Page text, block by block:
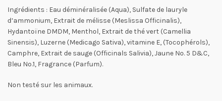
Ingrédients : Eau déminéralisée (Aqua), Sulfate de lauryle
d’ammonium, Extrait de mélisse (Meslissa Officinalis),
Hydantoïne DMDM, Menthol, Extrait de thé vert (Camellia
Sinensis), Luzerne (Medicago Sativa), vitamine E, (Tocophérols),
Camphre, Extrait de sauge (Officinals Salivia), Jaune No. 5 D&C,
Bleu No.1, Fragrance (Parfum).
Non testé sur les animaux.